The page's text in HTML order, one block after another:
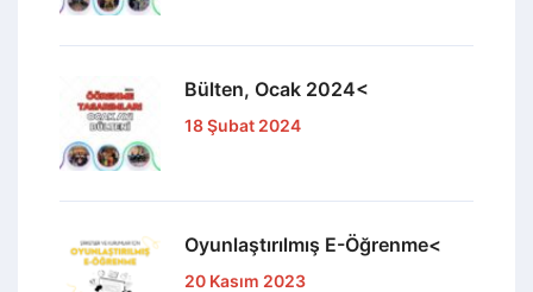
Bülten, Ocak 2024<
18 Şubat 2024
Oyunlaştırılmış E-Öğrenme<
20 Kasım 2023